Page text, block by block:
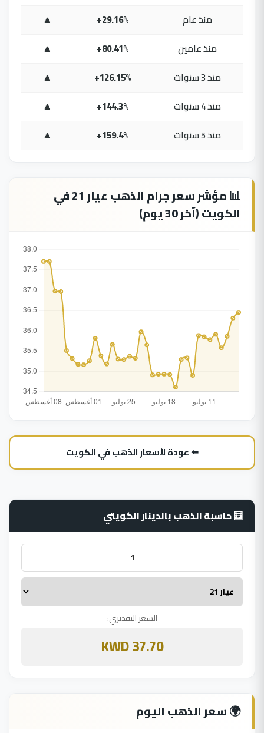
منذ عام
+29.16%
🔼
منذ عامين
+80.41%
🔼
منذ 3 سنوات
+126.15%
🔼
منذ 4 سنوات
+144.3%
🔼
منذ 5 سنوات
+159.4%
🔼
📊 مؤشر سعر جرام الذهب عيار 21 في
الكويت (آخر 30 يوم)
⬅️ عودة لأسعار الذهب في الكويت
🧮 حاسبة الذهب بالدينار الكويتي
السعر التقديري:
37.70 KWD
🌍 سعر الذهب اليوم